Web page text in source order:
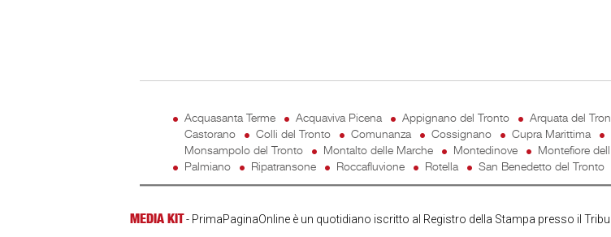
Acquasanta Terme Acquaviva Picena Appignano del Tronto Arquata del
Castorano
Colli del Tronto Comunanza Cossignano Cupra Marittima
Monsampolo del Tronto
Montalto delle Marche Montedinove Montefiore
Palmiano
Ripatransone Roccafluvione Rotella San Benedetto del Tronto
MEDIA KIT- PrimaPaginaOnline è un quotidiano iscritto al Registro della Stampa presso il